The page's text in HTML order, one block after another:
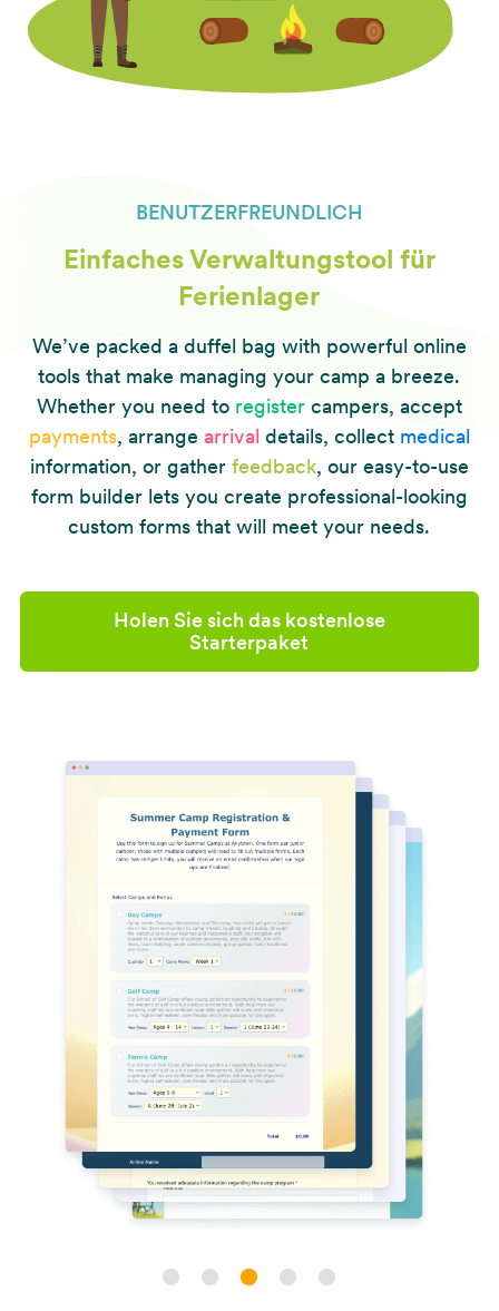
BENUTZERFREUNDLICH
Einfaches Verwaltungstool für
Ferienlager
We’ve packed a duffel bag with powerful online
tools that make managing your camp a breeze.
Whether you need to registercampers, accept
payments, arrange arrival details, collect medical
information, or gather feedback, our easy-to-use
form builder lets you create professional-looking
custom forms that will meet your needs.
Holen Sie sich das kostenlose
Starterpaket